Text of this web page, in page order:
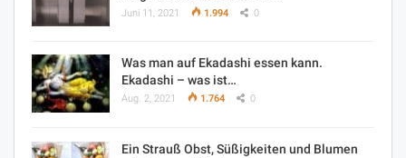
Juni 11, 2021 1.994 0
Was man auf Ekadashi essen kann.
Ekadashi – was ist…
Aug. 2, 2021 1.764 0
Ein Strauß Obst, Süßigkeiten und Blumen